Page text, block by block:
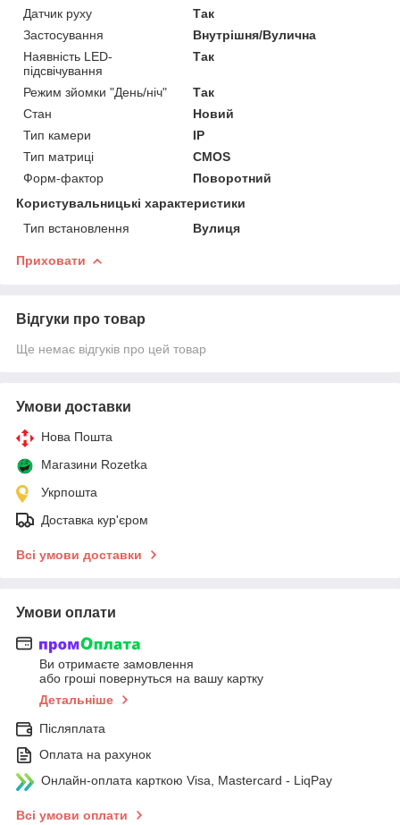
Датчик руху
Так
Застосування
Внутрішня/Вулична
Наявність LED-
підсвічування
Так
Режим зйомки "День/ніч"
Так
Стан
Новий
Тип камери
IP
Тип матриці
CMOS
Форм-фактор
Поворотний
Користувальницькі характеристики
Тип встановлення
Вулиця
Приховати
Відгуки про товар
Ще немає відгуків про цей товар
Умови доставки
Нова Пошта
Магазини Rozetka
Укрпошта
Доставка кур'єром
Всі умови доставки
Умови оплати
Ви отримаєте замовлення
або гроші повернуться на вашу картку
Детальніше
Післяплата
Оплата на рахунок
Онлайн-оплата карткою Visa, Mastercard - LiqPay
Всі умови оплати